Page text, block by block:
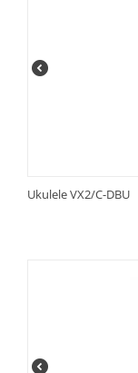
Ukulele VX2/C-DBU